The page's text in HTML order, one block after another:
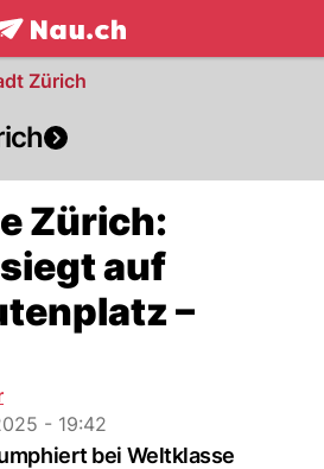
NAU.ch
Zürich
Zürich:
auf
–
- 19:42
bei Weltklasse